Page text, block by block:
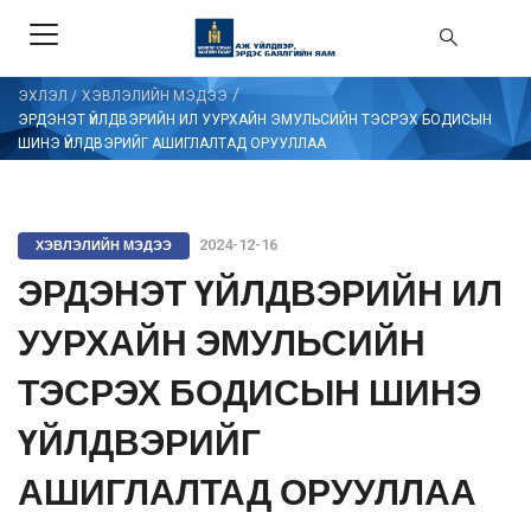
ЭХЛЭЛ / ХЭВЛЭЛИЙН МЭДЭЭ/
ЭРДЭНЭТ ҮЙЛДВЭРИЙН ИЛ УУРХАЙН ЭМУЛЬСИЙН ТЭСРЭХ БОДИСЫН
ШИНЭ ҮЙЛДВЭРИЙГ АШИГЛАЛТАД ОРУУЛЛАА
ХЭВЛЭЛИЙН МЭДЭЭ 2024-12-16
ЭРДЭНЭТ ҮЙЛДВЭРИЙН ИЛ
УУРХАЙН ЭМУЛЬСИЙН
ТЭСРЭХ БОДИСЫН ШИНЭ
ҮЙЛДВЭРИЙГ
АШИГЛАЛТАД ОРУУЛЛАА